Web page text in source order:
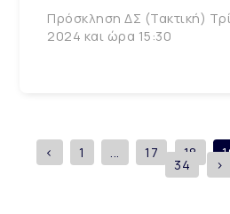
Πρόσκληση ΔΣ (Τακτική)
2024 και ώρα 15:30
< 1 ... 17 18
34 >